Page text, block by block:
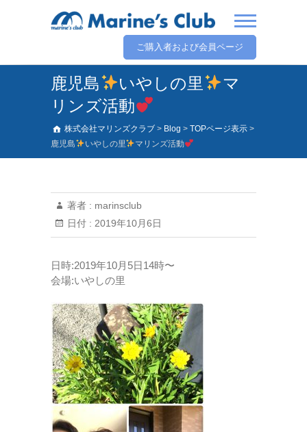
ご購入者および会員ページ
鹿児島 いやしの里
マ
リンズ活動
株式会社マリンズクラブ > Blog > TOPページ表示 >
鹿児島
いやしの里 マリンズ活動
著者 : marinsclub
日付 : 2019年10月6日
日時:2019年10月5日14時〜
会場:いやしの里